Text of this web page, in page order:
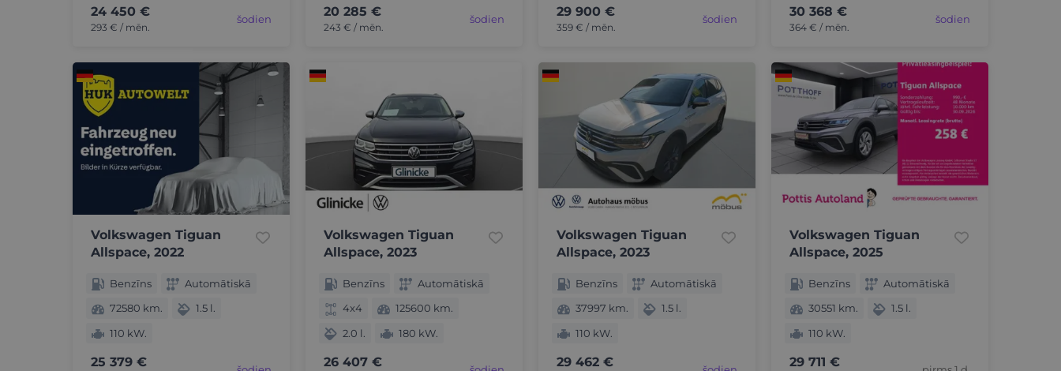
24 450 €
293 € / mēn.
šodien 20 285 €
243 € / mēn.
šodien 29 900 €
359 € / mēn.
šodien 30 368 €
364 € / mēn.
šodien
Volkswagen Tiguan
Allspace, 2022
Benzīns
Automātiskā
72580 km.
1.5 l.
110 kW.
25 379 €
Volkswagen Tiguan
Allspace, 2023
Benzīns
Automātiskā
4x4
125600 km.
2.0 l.
180 kW.
26 407 €
Volkswagen Tiguan
Allspace, 2023
Benzīns
Automātiskā
37997 km.
1.5 l.
110 kW.
29 462 €
Volkswagen Tiguan
Allspace, 2025
Benzīns
Automātiskā
30551 km.
1.5 l.
110 kW.
29 711 €